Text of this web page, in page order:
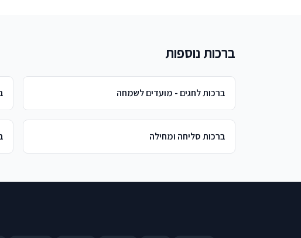
ברכות נוספות
ברכות לחגים - מועדים לשמחה
ברכות סליחה ומחילה